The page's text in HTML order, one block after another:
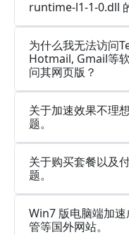
runtime-l1-1-0.dll
为什么我无法访问
Hotmail, Gmail等
问其网页版？
关于加速效果不理
题。
关于购买套餐以及
题。
Win7 版电脑端加
管等国外网站。